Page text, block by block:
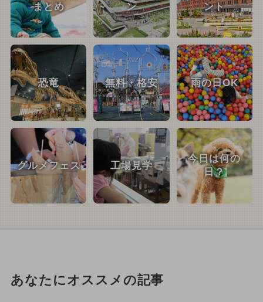
まとめ
ン
ント
恐竜 無料・格安 雨の日OK
グルメフェス 工場見学
今日は何の
日？
あなたにオススメの記事